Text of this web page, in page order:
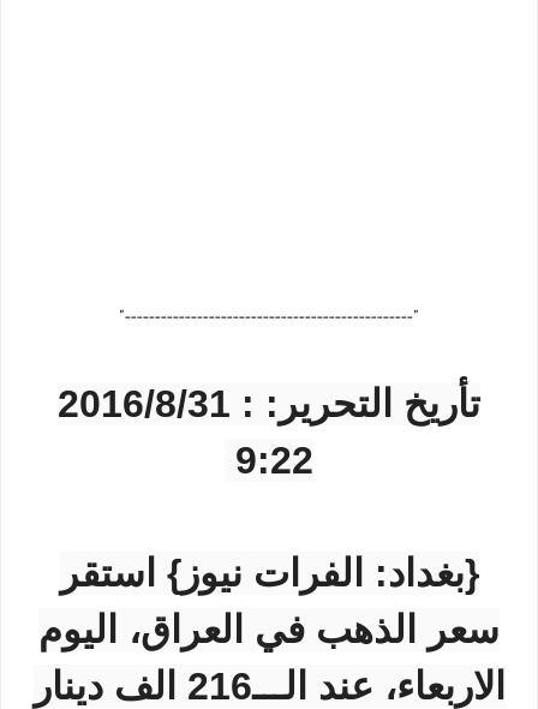
"------------------------------------------------"
تأریخ التحریر: : 2016/8/31
9:22
{بغداد: الفرات نيوز} استقر
سعر الذهب في العراق، اليوم
الاربعاء، عند الـــ216 الف دينار